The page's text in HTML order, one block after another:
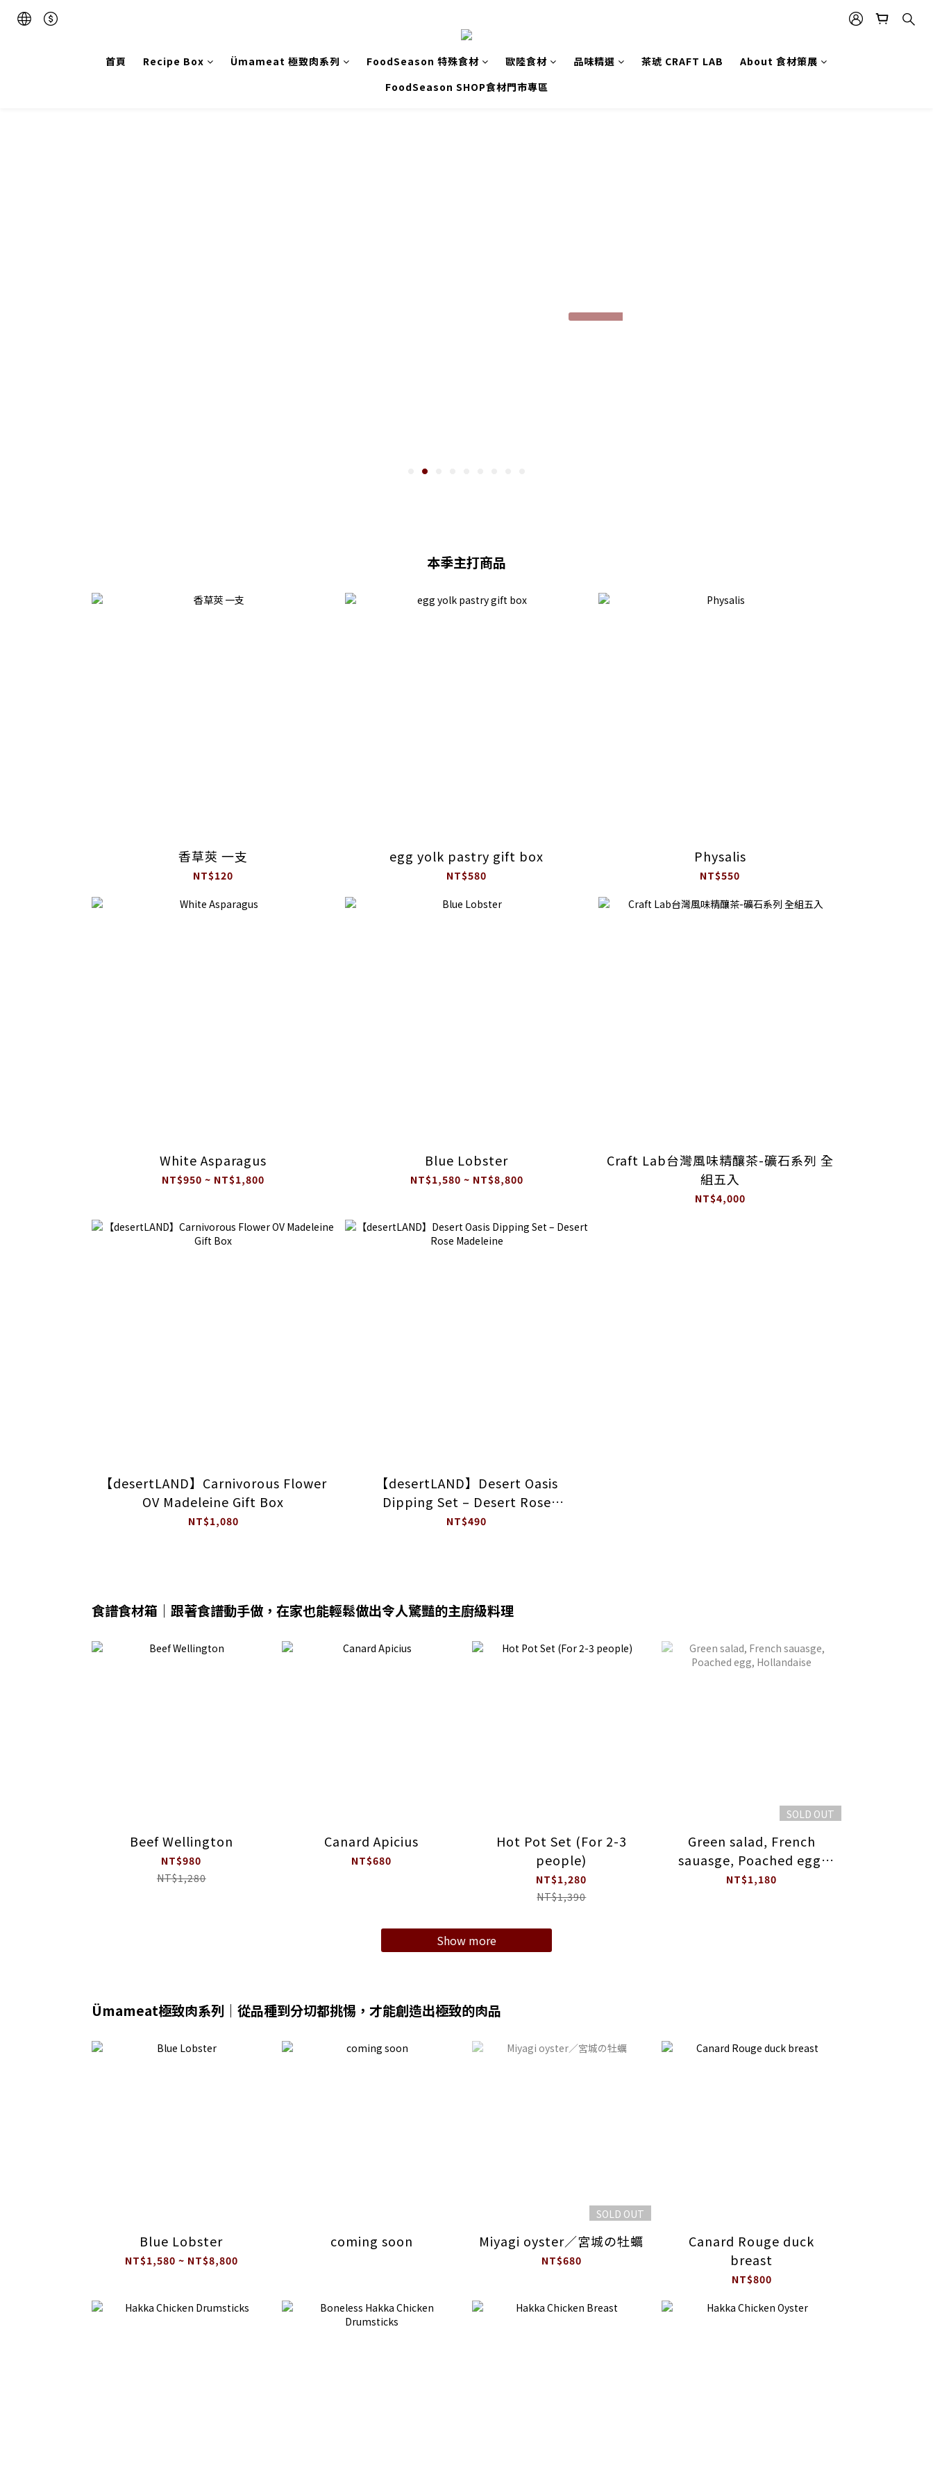
首頁 Recipe Box Ümameat 極致肉系列 FoodSeason 特殊食材 歐陸食材 品味精選 茶琥 CRAFT LAB
About 食材策展
FoodSeason SHOP食材門市專區
本季主打商品
香草莢 一支
NT$120
egg yolk pastry gift box
NT$580
Physalis
NT$550
White Asparagus
NT$950 ~ NT$1,800
Blue Lobster
NT$1,580 ~ NT$8,800
Craft Lab台灣風味精釀茶-礦石系列 全
組五入
NT$4,000
【desertLAND】Carnivorous Flower
OV Madeleine Gift Box
NT$1,080
【desertLAND】Desert Oasis
Dipping Set – Desert Rose
Madeleine
NT$490
食譜食材箱｜跟著食譜動手做，在家也能輕鬆做出令人驚豔的主廚級料理
Beef Wellington
NT$980
NT$1,280
Canard Apicius
NT$680
Hot Pot Set (For 2-3
people)
NT$1,280
NT$1,390
SOLD OUT
Green salad, French
sauasge, Poached egg,
Hollandaise
NT$1,180
Show more
Ümameat極致肉系列｜從品種到分切都挑惕，才能創造出極致的肉品
Blue Lobster
NT$1,580 ~ NT$8,800
coming soon
SOLD OUT
Miyagi oyster／宮城の牡蠣
NT$680
Canard Rouge duck
breast
NT$800